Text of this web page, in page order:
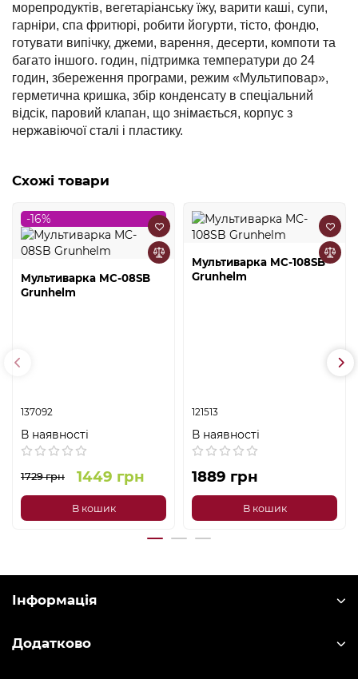
морепродуктів, вегетаріанську їжу, варити каші, супи,
гарніри, спа фритюрі, робити йогурти, тісто, фондю,
готувати випічку, джеми, варення, десерти, компоти та
багато іншого. годин, підтримка температури до 24
годин, збереження програми, режим «Мультиповар»,
герметична кришка, збір конденсату в спеціальний
відсік, паровий клапан, що знімається, корпус з
нержавіючої сталі і пластику.
Схожі товари
-16%
Мультиварка MC-08SB
Grunhelm
137092
В наявності
1729 грн 1449 грн
В кошик
Мультиварка MC-108SB
Grunhelm
121513
В наявності
1889 грн
В кошик
Інформація
Додатково